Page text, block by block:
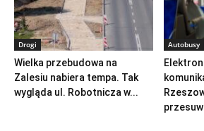
Drogi
Wielka przebudowa na
Zalesiu nabiera tempa. Tak
wygląda ul. Robotnicza w...
Autobusy